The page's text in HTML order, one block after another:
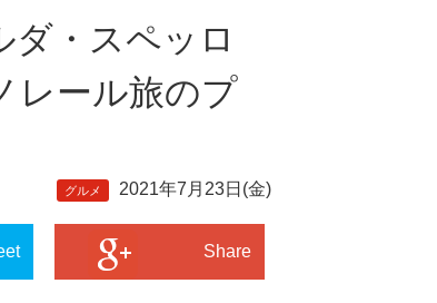
ダ・スペッロ
レール旅のプ
グルメ 2021年7月23日(金)
Share